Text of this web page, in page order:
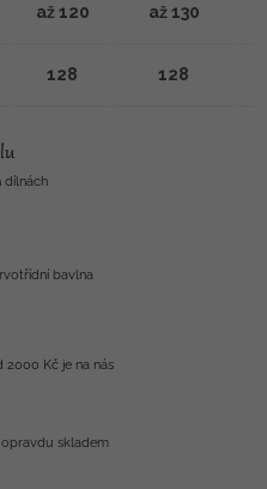
až 120 až 130
128 128
dílnách
bavlna
2000 Kč je na nás
opravdu skladem